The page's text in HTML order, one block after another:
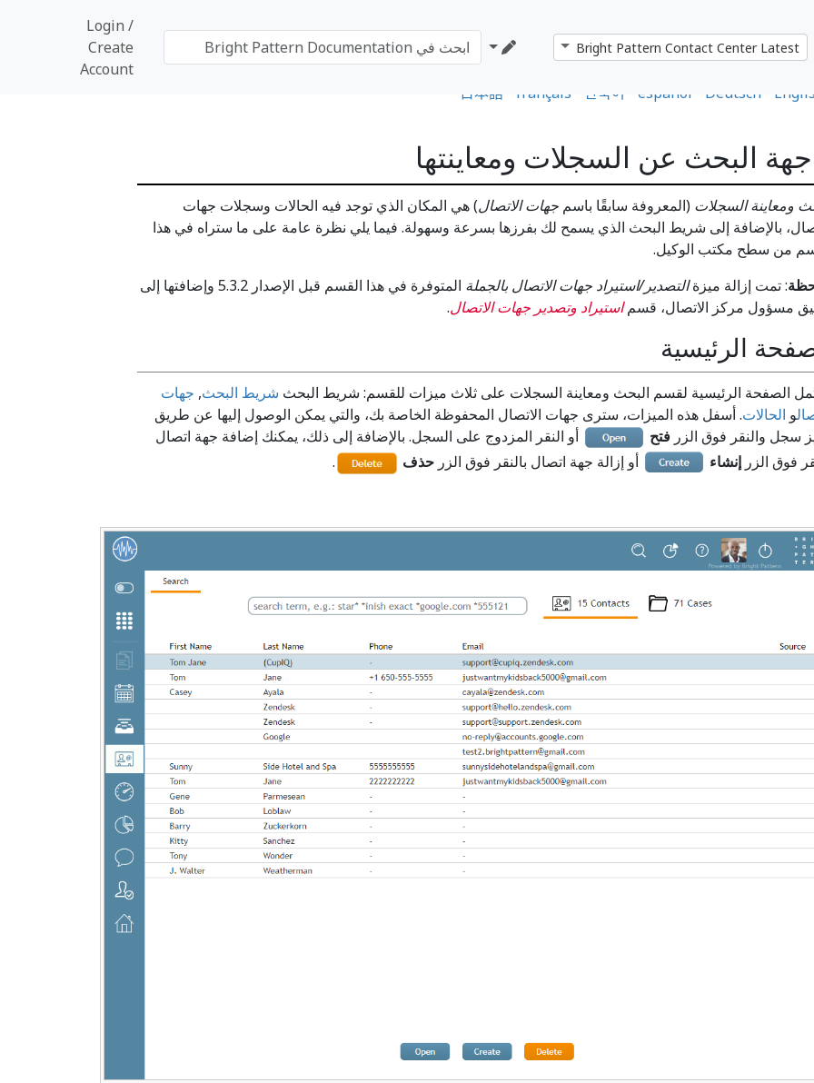
Login /
Create
Account
日本語 français 한국어 español Deutsch
البحث عن السجلات ومعاينتها
ومعاينة السجلات (المعروفة سابقًا باسم جهات الاتصال) هي المكان الذي توجد فيه الحالات وسجلات جهات
بالإضافة إلى شريط البحث الذي يسمح لك بفرزها بسرعة وسهولة. فيما يلي نظرة عامة على ما ستراه في هذا
من سطح مكتب الوكيل.
: تمت إزالة ميزةالتصدير/استيراد جهات الاتصال بالجملة
المتوفرة في هذا القسم قبل الإصدار 5.3.2 وإضافتها إلى
مسؤول مركز الاتصال، قسماستيراد وتصدير جهات الاتصال.
الرئيسية
الصفحة الرئيسية لقسم البحث ومعاينة السجلات على ثلاث ميزات للقسم: شريط البحث شريط البحث, جهات
و الحالات. أسفل هذه الميزات، سترى جهات الاتصال المحفوظة الخاصة بك، والتي يمكن الوصول إليها عن طريق
سجل والنقر فوق الزر فتح
أو النقر المزدوج على السجل. بالإضافة إلى ذلك، يمكنك إضافة جهة اتصال
فوق الزر إنشاء أو إزالة جهة اتصال بالنقر فوق الزر حذف .